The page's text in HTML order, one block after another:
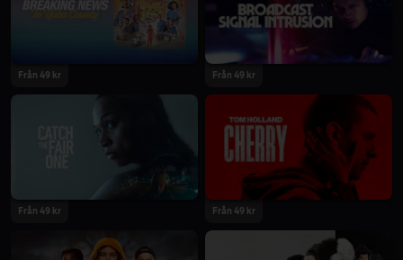
2021 2021
Från 49 kr
2021
Från 49 kr
Från 49 kr Från 49 kr